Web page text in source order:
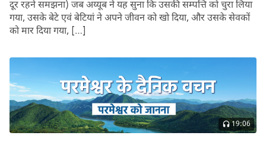
दूर रहने समझना) जब अय्यूब ने यह सुना कि उसकी सम्पत्ति को चुरा लिया
गया, उसके बेटे एवं बेटियां ने अपने जीवन को खो दिया, और उसके सेवकों
को मार दिया गया, […]
19:06